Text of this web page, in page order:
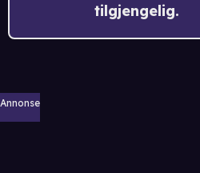
tilgjengelig.
Annonse